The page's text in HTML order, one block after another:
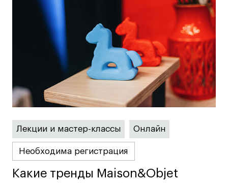
Для школьников
Среднесрочные
Долгосрочные
Все программы
Новости
События
Блог
Лекции и мастер-классы Онлайн
Необходима регистрация
Какие тренды Maison&Objet
Какие тренды Maison&Objet